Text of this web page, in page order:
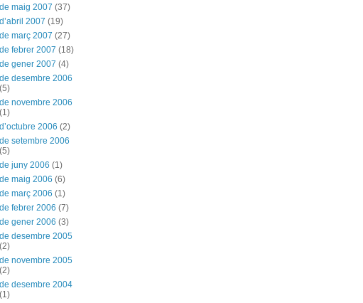
de maig 2007 (37)
d’abril 2007 (19)
de març 2007 (27)
de febrer 2007 (18)
de gener 2007 (4)
de desembre 2006
(5)
de novembre 2006
(1)
d’octubre 2006 (2)
de setembre 2006
(5)
de juny 2006 (1)
de maig 2006 (6)
de març 2006 (1)
de febrer 2006 (7)
de gener 2006 (3)
de desembre 2005
(2)
de novembre 2005
(2)
de desembre 2004
(1)